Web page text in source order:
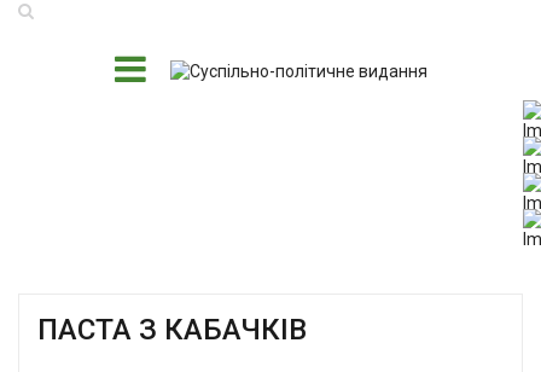
ПАСТА З КАБАЧКІВ